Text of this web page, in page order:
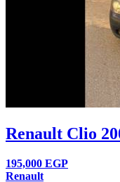
Renault Clio
195,000 EGP
Renault